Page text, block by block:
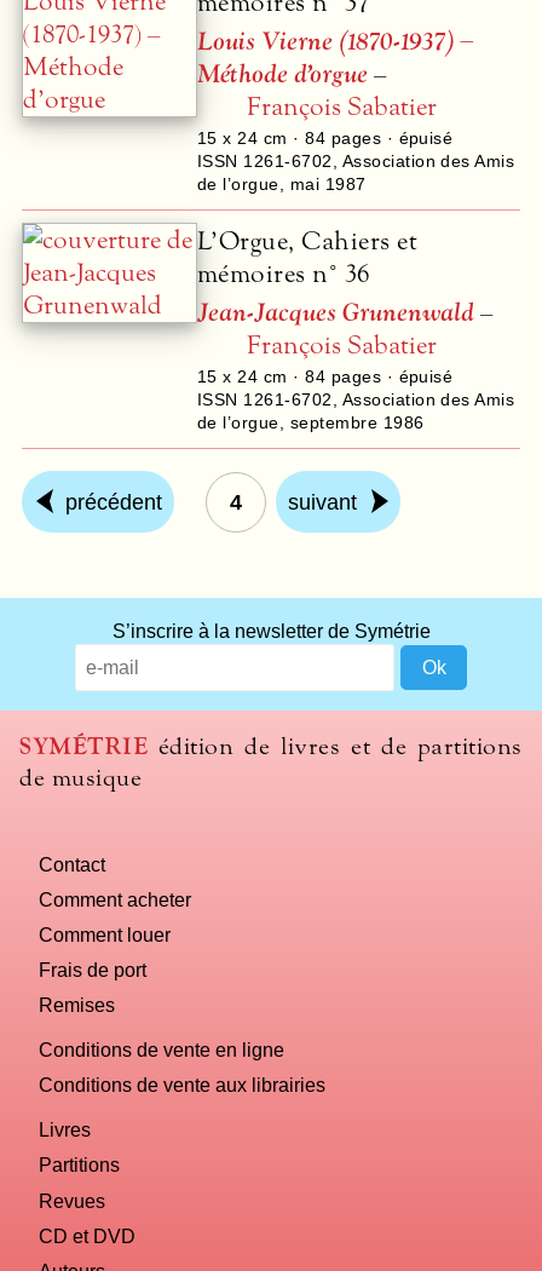
Louis Vierne (1870-1937) –
Méthode d’orgue –
François Sabatier
15 x 24 cm ·84 pages · épuisé
ISSN 1261-6702, Association des Amis
de l’orgue, mai 1987
L’Orgue, Cahiers et
mémoires n° 36
Jean-Jacques Grunenwald–
François Sabatier
15 x 24 cm ·84 pages · épuisé
ISSN 1261-6702, Association des Amis
de l’orgue, septembre 1986
précédent 4 suivant
S’inscrire à la newsletter de Symétrie
SYMÉTRIE édition de livres et de partitions
de musique
Contact
Comment acheter
Comment louer
Frais de port
Remises
Conditions de vente en ligne
Conditions de vente aux librairies
Livres
Partitions
Revues
CD et DVD